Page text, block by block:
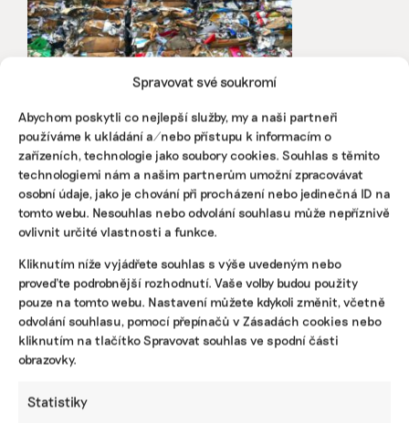
Spravovat své soukromí
Abychom poskytli co nejlepší služby, my a naši partneři
používáme k ukládání a/nebo přístupu k informacím o
zařízeních, technologie jako soubory cookies. Souhlas s těmito
technologiemi nám a našim partnerům umožní zpracovávat
osobní údaje, jako je chování při procházení nebo jedinečná ID na
tomto webu. Nesouhlas nebo odvolání souhlasu může nepříznivě
ovlivnit určité vlastnosti a funkce.
Kliknutím níže vyjádřete souhlas s výše uvedeným nebo
proveďte podrobnější rozhodnutí. Vaše volby budou použity
pouze na tomto webu. Nastavení můžete kdykoli změnit, včetně
odvolání souhlasu, pomocí přepínačů v Zásadách cookies nebo
kliknutím na tlačítko Spravovat souhlas ve spodní části
obrazovky.
Statistiky
Až 33 kg odpadního nábytku ročně na
osobu. Nábytkářské firmy se pokoušejí o
rozjezd recyklace v Česku
odpadu ročně má projekt tuzemských prodejců nábytku a
ministerstva životního prostředí. Nábytkáři budou čím
dál tím více přebírat odpovědnost za své výrobky.
Valentina Podlesná | 17. března 2025 | Odpady | cirkulace,
recyklace nábytku